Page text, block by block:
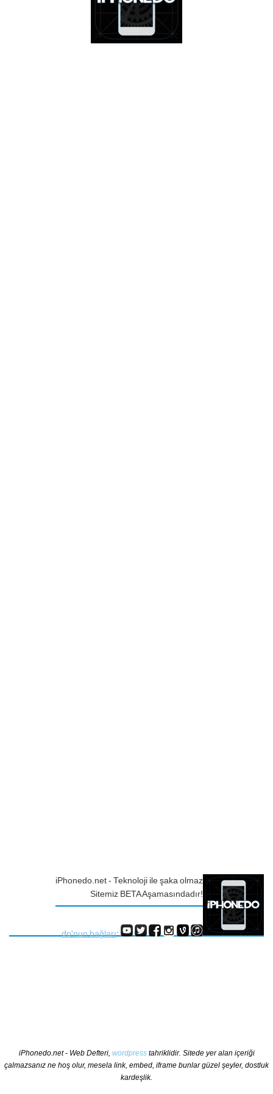
iPhonedo.net - Teknoloji ile şaka olmaz
Sitemiz BETA Aşamasındadır!
do'nun bağları:
iPhonedo.net - Web Defteri, wordpresstahriklidir. Sitede yer alan içeriği
çalmazsanız ne hoş olur, mesela link, embed, iframe bunlar güzel şeyler, dostluk
kardeşlik.